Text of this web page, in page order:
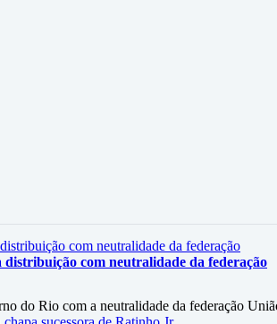
com neutralidade da federação
do Rio com a neutralidade da federação